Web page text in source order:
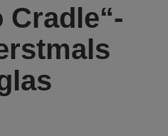
Cradle“-